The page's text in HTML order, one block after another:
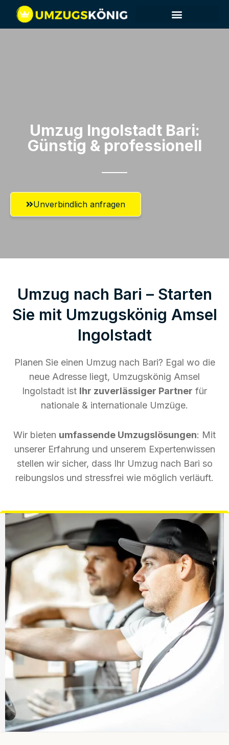
Umzug Ingolstadt​ Bari:
Günstig & professionell​
Unverbindlich anfragen
Umzug nach Bari – Starten
Sie mit Umzugskönig Amsel
Ingolstadt
Planen Sie einen Umzug nach Bari? Egal wo die
neue Adresse liegt, Umzugskönig Amsel
Ingolstadt ist Ihr zuverlässiger Partner für
nationale & internationale Umzüge.
Wir bieten umfassende Umzugslösungen: Mit
unserer Erfahrung und unserem Expertenwissen
stellen wir sicher, dass Ihr Umzug nach Bari so
reibungslos und stressfrei wie möglich verläuft.